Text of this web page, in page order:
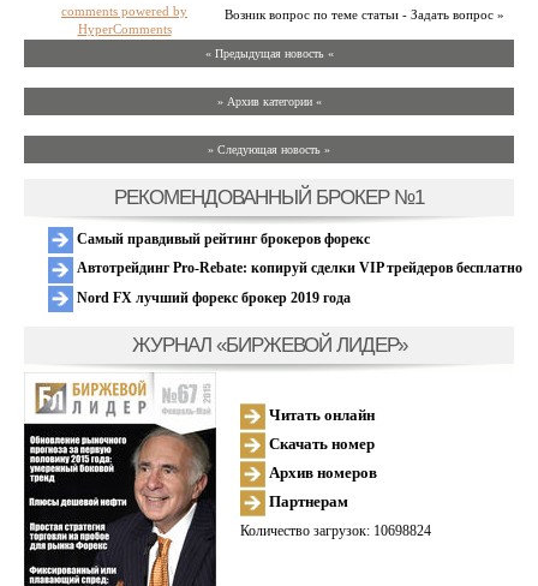
Возник вопрос по теме статьи - Задать вопрос »
comments powered by
HyperComments
« Предыдущая новость «
» Архив категории «
» Следующая новость »
РЕКОМЕНДОВАННЫЙ БРОКЕР №1
Самый правдивый рейтинг брокеров форекс
Автотрейдинг Pro-Rebate: копируй сделки VIP трейдеров бесплатно
Nord FX лучший форекс брокер 2019 года
ЖУРНАЛ «БИРЖЕВОЙ ЛИДЕР»
Читать онлайн
Скачать номер
Архив номеров
Партнерам
Количество загрузок: 10698824